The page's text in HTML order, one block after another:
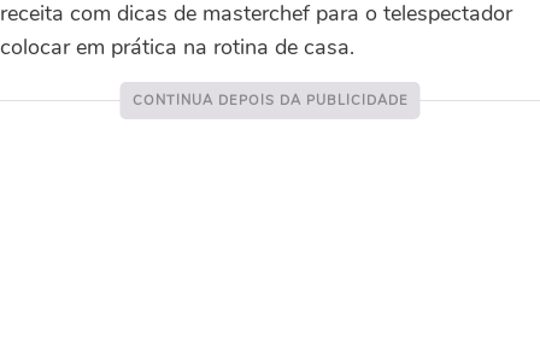
receita com dicas de masterchef para o telespectador
colocar em prática na rotina de casa.